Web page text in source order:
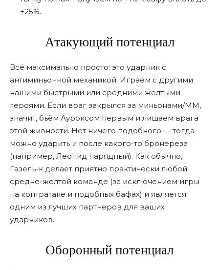
+25%.
Атакующий потенциал
Всë максимально просто: это ударник с
антиминьонной механикой. Играем с другими
нашими быстрыми или средними желтыми
героями. Если враг закрылся за миньонами/ММ,
значит, бьëм Ауроксом первым и лишаем врага
этой живности. Нет ничего подобного — тогда
можно ударить и после какого-то бронереза
(например, Леонид нарядный). Как обычно,
Газель-к делает приятно практически любой
средне-желтой команде (за исключением игры
на контратаке и подобных бафах) и является
одним из лучших партнеров для ваших
ударников.
Оборонный потенциал